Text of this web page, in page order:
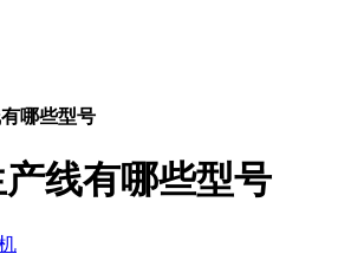
哪些型号
线有哪些型号